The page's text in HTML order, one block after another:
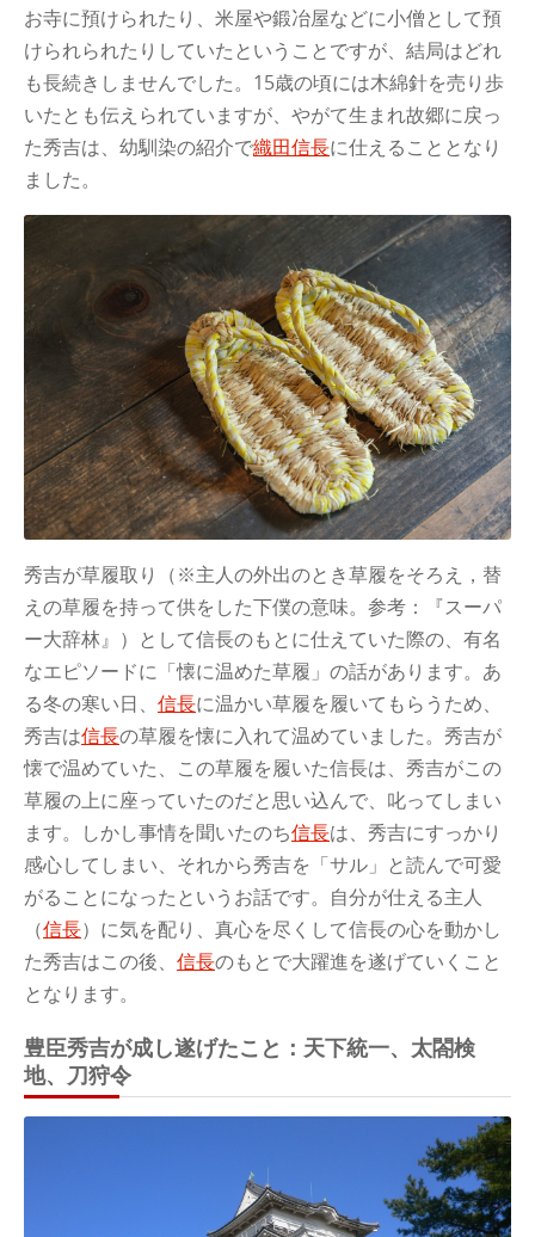
お寺に預けられたり、米屋や鍛冶屋などに小僧として預
けられられたりしていたということですが、結局はどれ
も長続きしませんでした。15歳の頃には木綿針を売り歩
いたとも伝えられていますが、やがて生まれ故郷に戻っ
た秀吉は、幼馴染の紹介で織田信長に仕えることとなり
ました。
秀吉が草履取り（※主人の外出のとき草履をそろえ，替
えの草履を持って供をした下僕の意味。参考：『スーパ
ー大辞林』）として信長のもとに仕えていた際の、有名
なエピソードに「懐に温めた草履」の話があります。あ
る冬の寒い日、 信長に温かい草履を履いてもらうため、
秀吉は信長の草履を懐に入れて温めていました。秀吉が
懐で温めていた、この草履を履いた信長は、秀吉がこの
草履の上に座っていたのだと思い込んで、叱ってしまい
ます。しかし事情を聞いたのち信長は、秀吉にすっかり
感心してしまい、それから秀吉を「サル」と読んで可愛
がることになったというお話です。自分が仕える主人
（信長）に気を配り、真心を尽くして信長の心を動かし
た秀吉はこの後、 信長のもとで大躍進を遂げていくこと
となります。
豊臣秀吉が成し遂げたこと：天下統一、太閤検
地、刀狩令